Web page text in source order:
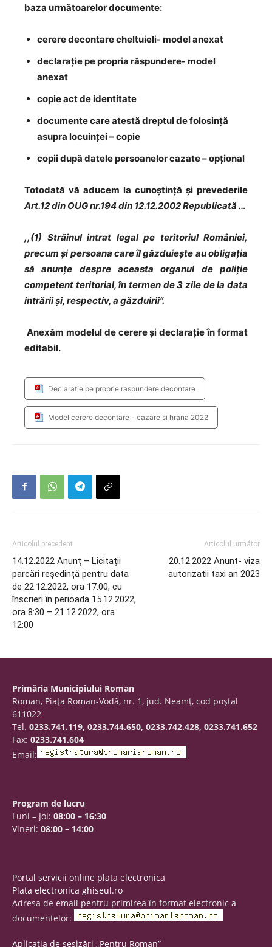
baza următoarelor documente:
cerere decontare cheltuieli- model anexat
declarație pe propria răspundere- model
anexat
copie act de identitate
documente care atestă dreptul de folosință
asupra locuinței – copie
copii după datele persoanelor cazate – opțional
Totodată vă aducem la cunoștință și prevederile
Art.12 din OUG nr.194 din 12.12.2002 Republicată …
,,(1) Străinul intrat legal pe teritoriul României,
precum și persoana care îl găzduiește au obligația
să anunțe despre aceasta organul de poliție
competent teritorial, în termen de 3 zile de la data
intrării și, respectiv, a găzduirii”.
Anexăm modelul de cerere și declarație în format
editabil.
Declaratie pe proprie raspundere decontare
Model cerere decontare - cazare si hrana 2022
Articolul precedent
14.12.2022 Anunț – Licitații
parcări reședință pentru data
de 22.12.2022, ora 17:00, cu
înscrieri în perioada 15.12.2022,
ora 8:30 – 21.12.2022, ora
12:00
Articolul următor
20.12.2022 Anunt- viza
autorizatii taxi an 2023
Primăria Municipiului Roman
Roman, Piaţa Roman-Vodă, nr. 1, jud. Neamţ, cod poştal
611022
Tel. 0233.741.119, 0233.744.650, 0233.742.428, 0233.741.652
Fax: 0233.741.604
Email:
Program de lucru
Luni – Joi: 08:00 – 16:30
Vineri: 08:00 – 14:00
Portal servicii online plata electronica
Plata electronica ghiseul.ro
Adresa de email pentru primirea în format electronic a
documentelor:
Aplicația de sesizări „Pentru Roman”